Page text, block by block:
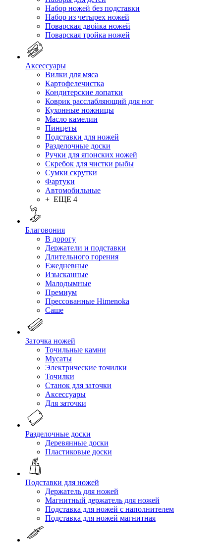
Набор ножей без подставки
Набор из четырех ножей
Поварская двойка ножей
Поварская тройка ножей
Аксессуары
Вилки для мяса
Картофелечистка
Кондитерские лопатки
Коврик расслабляющий для ног
Кухонные ножницы
Масло камелии
Пинцеты
Подставки для ножей
Разделочные доски
Ручки для японских ножей
Скребок для чистки рыбы
Сумки скрутки
Фартуки
Автомобильные
+ ЕЩЕ 4
Благовония
В дорогу
Держатели и подставки
Длительного горения
Ежедневные
Изысканные
Малодымные
Премиум
Прессованные Himenoka
Саше
Заточка ножей
Точильные камни
Мусаты
Электрические точилки
Точилки
Станок для заточки
Аксессуары
Для заточки
Разделочные доски
Деревянные доски
Пластиковые доски
Подставки для ножей
Держатель для ножей
Магнитный держатель для ножей
Подставка для ножей с наполнителем
Подставка для ножей магнитная